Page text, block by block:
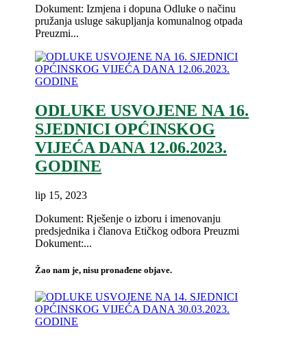
Dokument: Izmjena i dopuna Odluke o načinu
pružanja usluge sakupljanja komunalnog otpada
Preuzmi...
ODLUKE USVOJENE NA 16.
SJEDNICI OPĆINSKOG
VIJEĆA DANA 12.06.2023.
GODINE
lip 15, 2023
Dokument: Rješenje o izboru i imenovanju
predsjednika i članova Etičkog odbora Preuzmi
Dokument:...
Žao nam je, nisu pronađene objave.